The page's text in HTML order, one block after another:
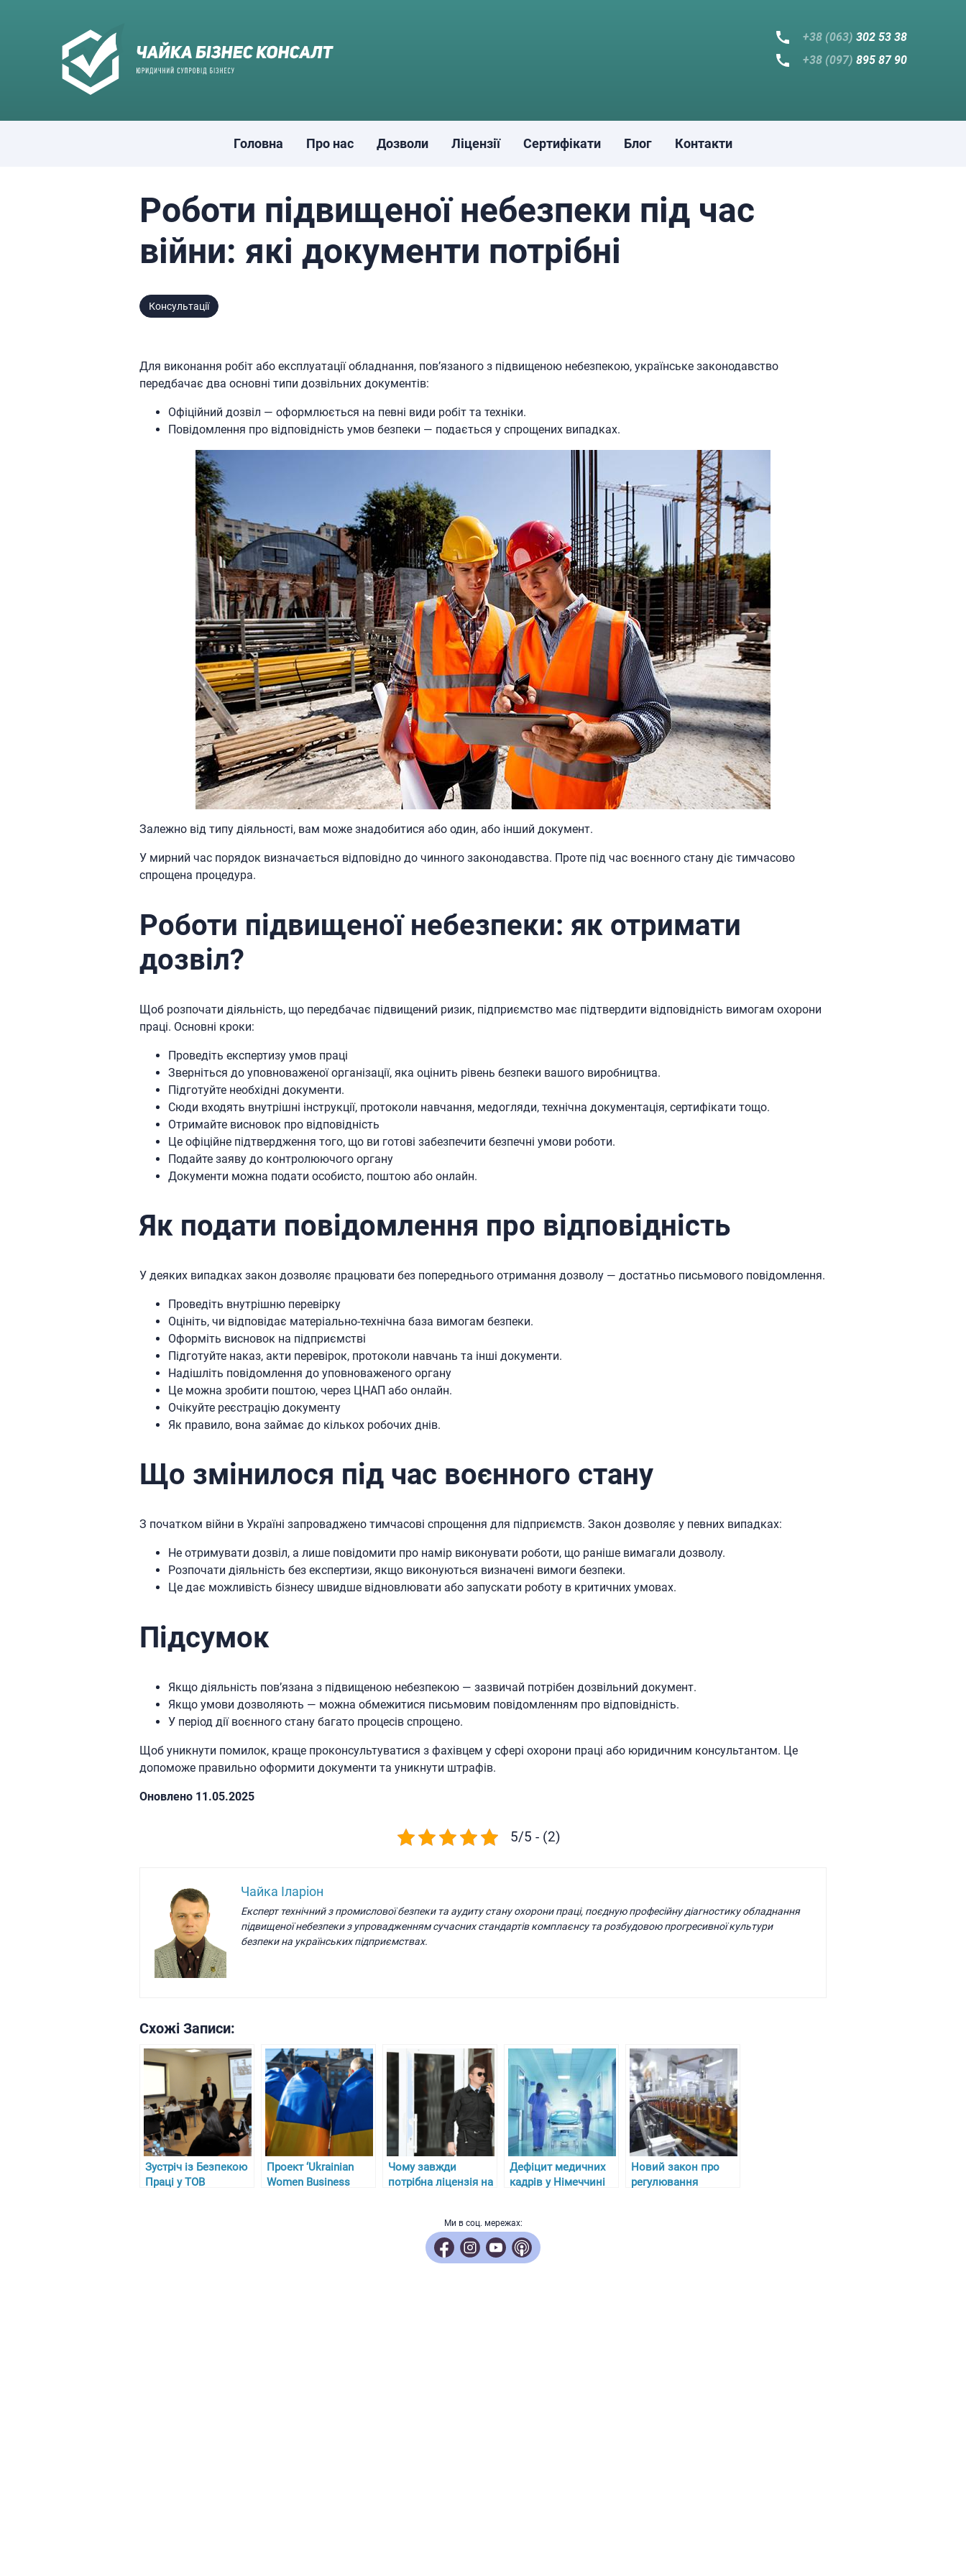
+38 (063) 302 53 38
+38 (097) 895 87 90
Головна Про нас Дозволи Ліцензії Сертифікати Блог Контакти
Роботи підвищеної небезпеки під час
війни: які документи потрібні
Консультації
Для виконання робіт або експлуатації обладнання, пов’язаного з підвищеною небезпекою, українське законодавство
передбачає два основні типи дозвільних документів:
Офіційний дозвіл — оформлюється на певні види робіт та техніки.
Повідомлення про відповідність умов безпеки — подається у спрощених випадках.
Залежно від типу діяльності, вам може знадобитися або один, або інший документ.
У мирний час порядок визначається відповідно до чинного законодавства. Проте під час воєнного стану діє тимчасово
спрощена процедура.
Роботи підвищеної небезпеки: як отримати
дозвіл?
Щоб розпочати діяльність, що передбачає підвищений ризик, підприємство має підтвердити відповідність вимогам охорони
праці. Основні кроки:
Проведіть експертизу умов праці
Зверніться до уповноваженої організації, яка оцінить рівень безпеки вашого виробництва.
Підготуйте необхідні документи.
Сюди входять внутрішні інструкції, протоколи навчання, медогляди, технічна документація, сертифікати тощо.
Отримайте висновок про відповідність
Це офіційне підтвердження того, що ви готові забезпечити безпечні умови роботи.
Подайте заяву до контролюючого органу
Документи можна подати особисто, поштою або онлайн.
Як подати повідомлення про відповідність
У деяких випадках закон дозволяє працювати без попереднього отримання дозволу — достатньо письмового повідомлення.
Проведіть внутрішню перевірку
Оцініть, чи відповідає матеріально-технічна база вимогам безпеки.
Оформіть висновок на підприємстві
Підготуйте наказ, акти перевірок, протоколи навчань та інші документи.
Надішліть повідомлення до уповноваженого органу
Це можна зробити поштою, через ЦНАП або онлайн.
Очікуйте реєстрацію документу
Як правило, вона займає до кількох робочих днів.
Що змінилося під час воєнного стану
З початком війни в Україні запроваджено тимчасові спрощення для підприємств. Закон дозволяє у певних випадках:
Не отримувати дозвіл, а лише повідомити про намір виконувати роботи, що раніше вимагали дозволу.
Розпочати діяльність без експертизи, якщо виконуються визначені вимоги безпеки.
Це дає можливість бізнесу швидше відновлювати або запускати роботу в критичних умовах.
Підсумок
Якщо діяльність пов’язана з підвищеною небезпекою — зазвичай потрібен дозвільний документ.
Якщо умови дозволяють — можна обмежитися письмовим повідомленням про відповідність.
У період дії воєнного стану багато процесів спрощено.
Щоб уникнути помилок, краще проконсультуватися з фахівцем у сфері охорони праці або юридичним консультантом. Це
допоможе правильно оформити документи та уникнути штрафів.
Oновлено 11.05.2025
5/5 - (2)
Чайка Іларіон
Експерт технічний з промислової безпеки та аудиту стану охорони праці, поєдную професійну діагностику обладнання
підвищеної небезпеки з упровадженням сучасних стандартів комплаєнсу та розбудовою прогресивної культури
безпеки на українських підприємствах.
Схожі Записи:
Зустріч із Безпекою
Праці у ТОВ
Проект ‘Ukrainian
Women Business
Чому завжди
потрібна ліцензія на
Дефіцит медичних
кадрів у Німеччині
ліцензій для лікарів-
біженців
Новий закон про
регулювання
Ми в соц. мережах: